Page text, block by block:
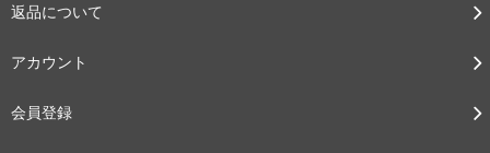
返品について
アカウント
会員登録